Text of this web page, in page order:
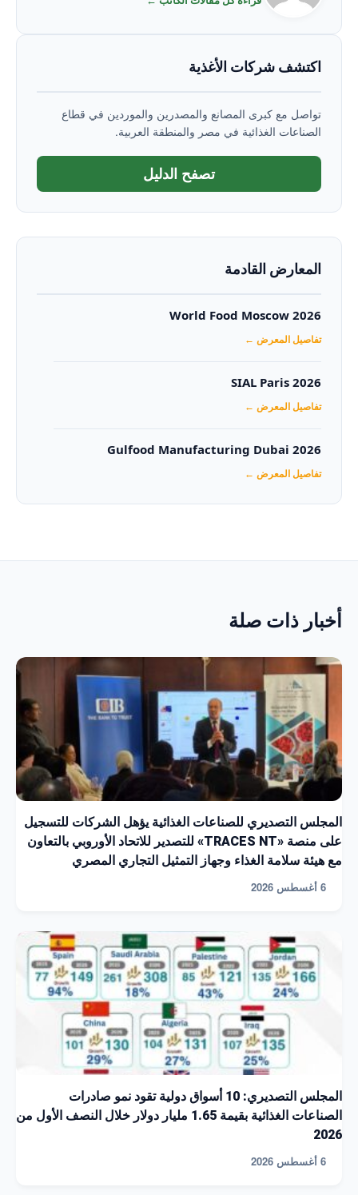
اكتشف شركات الأغذية
تواصل مع كبرى المصانع والمصدرين والموردين في قطاع
الصناعات الغذائية في مصر والمنطقة العربية.
تصفح الدليل
المعارض القادمة
World Food Moscow 2026
تفاصيل المعرض ←
SIAL Paris 2026
تفاصيل المعرض ←
Gulfood Manufacturing Dubai 2026‏
تفاصيل المعرض ←
أخبار ذات صلة
المجلس التصديري للصناعات الغذائية يؤهل الشركات للتسجيل
على منصة «TRACES NT» للتصدير للاتحاد الأوروبي بالتعاون
مع هيئة سلامة الغذاء وجهاز التمثيل التجاري المصري
6 أغسطس 2026
المجلس التصديري: 10 أسواق دولية تقود نمو صادرات
الصناعات الغذائية بقيمة 1.65 مليار دولار خلال النصف الأول من
2026
6 أغسطس 2026